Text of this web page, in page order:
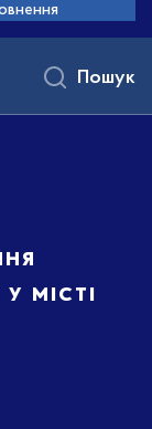
місті
Пошук